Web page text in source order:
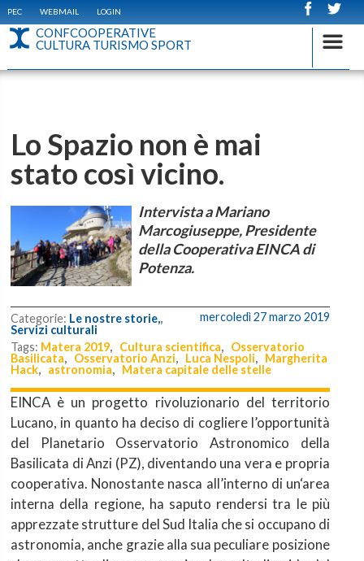
PEC WEBMAIL LOGIN
CONFCOOPERATIVE
CULTURA TURISMO SPORT
Lo Spazio non è mai
stato così vicino.
Intervista a Mariano
Marcogiuseppe, Presidente
della Cooperativa EINCA di
Potenza.
mercoledì 27 marzo 2019
Categorie: Le nostre storie,,
Servizi culturali
Tags: Matera 2019, Cultura scientifica, Osservatorio
Basilicata, Osservatorio Anzi, Luca Nespoli, Margherita
Hack, astronomia, Matera capitale delle stelle
EINCA è un progetto rivoluzionario del territorio
Lucano, in quanto ha deciso di cogliere l’opportunità
del Planetario Osservatorio Astronomico della
Basilicata di Anzi (PZ), diventando una vera e propria
cooperativa. Nonostante nasca all’interno di un‘area
interna della regione, ha saputo rendersi tra le più
apprezzate strutture del Sud Italia che si occupano di
astronomia, anche grazie alla sua peculiare posizione